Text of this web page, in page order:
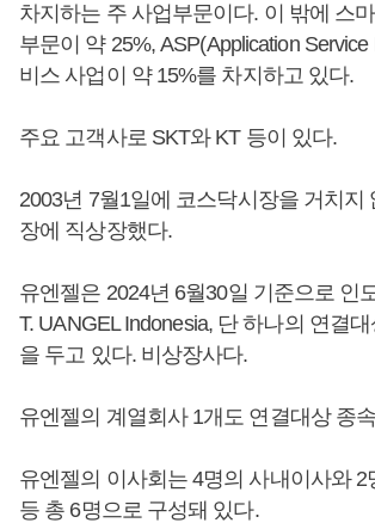
차지하는 주 사업부문이다. 이 밖에 스
부문이 약 25%, ASP(Application Service
비스 사업이 약 15%를 차지하고 있다.
주요 고객사로 SKT와 KT 등이 있다.
2003년 7월1일에 코스닥시장을 거치지
장에 직상장했다.
유엔젤은 2024년 6월30일 기준으로 인
T. UANGEL Indonesia, 단 하나의 연결
을 두고 있다. 비상장사다.
유엔젤의 계열회사 1개도 연결대상 종
유엔젤의 이사회는 4명의 사내이사와 2
등 총 6명으로 구성돼 있다.